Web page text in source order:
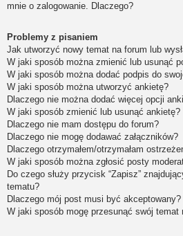
mnie o zalogowanie. Dlaczego?
Problemy z pisaniem
Jak utworzyć nowy temat na forum lub
W jaki sposób można zmienić lub usunąć
W jaki sposób można dodać podpis do
W jaki sposób można utworzyć ankietę?
Dlaczego nie można dodać więcej opcji
W jaki sposób zmienić lub usunąć ankietę?
Dlaczego nie mam dostępu do forum?
Dlaczego nie mogę dodawać załączników?
Dlaczego otrzymałem/otrzymałam
W jaki sposób można zgłosić posty
Do czego służy przycisk “Zapisz”
tematu?
Dlaczego mój post musi być akceptowany?
W jaki sposób mogę przesunąć swój temat